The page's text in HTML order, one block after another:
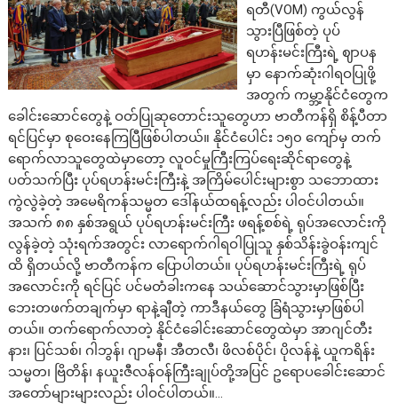
ရတီ(VOM) ကွယ်လွန်
သွားပြီဖြစ်တဲ့ ပုပ်
ရဟန်းမင်းကြီးရဲ့ ဈာပန
မှာ နောက်ဆုံးဂါရဝပြုဖို့
အတွက် ကမ္ဘာ့နိုင်ငံတွေက
ခေါင်းဆောင်တွေနဲ့ ဝတ်ပြုဆုတောင်းသူတွေဟာ ဗာတီကန်ရှိ စိန့်ပီတာ
ရင်ပြင်မှာ စုဝေးနေကြပြီဖြစ်ပါတယ်။ နိုင်ငံပေါင်း ၁၅၀ ကျော်မှ တက်
ရောက်လာသူတွေထဲမှာတော့ လူဝင်မှုကြီးကြပ်ရေးဆိုင်ရာတွေနဲ့
ပတ်သက်ပြီး ပုပ်ရဟန်းမင်းကြီးနဲ့ အကြိမ်ပေါင်းများစွာ သဘောထား
ကွဲလွဲခဲ့တဲ့ အမေရိကန်သမ္မတ ဒေါ်နယ်ထရန့်လည်း ပါဝင်ပါတယ်။
အသက် ၈၈ နှစ်အရွယ် ပုပ်ရဟန်းမင်းကြီး ဖရန့်စစ်ရဲ့ ရုပ်အလောင်းကို
လွန်ခဲ့တဲ့ သုံးရက်အတွင်း လာရောက်ဂါရဝါပြုသူ နှစ်သိန်းခွဲဝန်းကျင်
ထိ ရှိတယ်လို့ ဗာတီကန်က ပြောပါတယ်။ ပုပ်ရဟန်းမင်းကြီးရဲ့ ရုပ်
အလောင်းကို ရင်ပြင် ပင်မတံခါးကနေ သယ်ဆောင်သွားမှာဖြစ်ပြီး
ဘေးတဖက်တချက်မှာ ရာနဲ့ချီတဲ့ ကာဒီနယ်တွေ ခြံရံသွားမှာဖြစ်ပါ
တယ်။ တက်ရောက်လာတဲ့ နိုင်ငံခေါင်းဆောင်တွေထဲမှာ အာဂျင်တီး
နား၊ ပြင်သစ်၊ ဂါဘွန်၊ ဂျာမနီ၊ အီတလီ၊ ဖိလစ်ပိုင်၊ ပိုလန်နဲ့ ယူကရိန်း
သမ္မတ၊ ဗြိတိန်၊ နယူးဇီလန်ဝန်ကြီးချုပ်တို့အပြင် ဥရောပခေါင်းဆောင်
အတော်များများလည်း ပါဝင်ပါတယ်။…